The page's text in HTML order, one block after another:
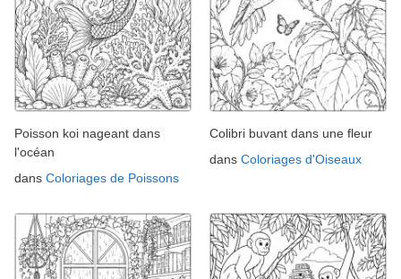
Poisson koi nageant dans
l'océan
dans Coloriages de Poissons
Colibri buvant dans une fleur
dans Coloriages d'Oiseaux